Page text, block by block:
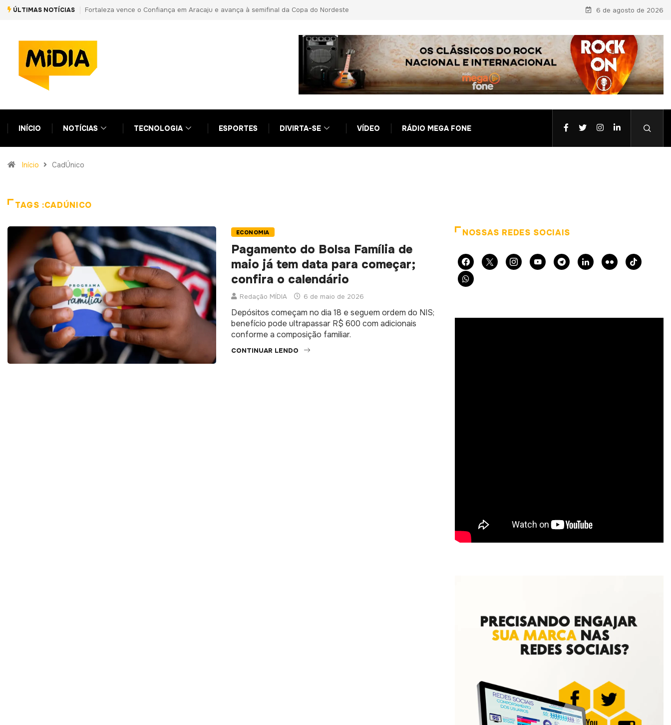
ÚLTIMAS NOTÍCIAS
à semifinal da Copa do NordestePF prende primo de Daniel Vorcaro e aponta vantagens indevidas a Ciro Nogueira
6 de agosto de 2026
INÍCIO NOTÍCIAS TECNOLOGIA ESPORTES DIVIRTA-SE VÍDEO RÁDIO MEGA FONE
Início CadÚnico
TAGS :CADÚNICO
ECONOMIA
Pagamento do Bolsa Família de
maio já tem data para começar;
confira o calendário
Redação MÍDIA 6 de maio de 2026
Depósitos começam no dia 18 e seguem ordem do NIS;
benefício pode ultrapassar R$ 600 com adicionais
conforme a composição familiar.
CONTINUAR LENDO
NOSSAS REDES SOCIAIS